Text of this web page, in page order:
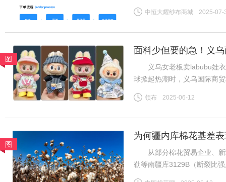
中恒大耀纱布商城 2025-07-
图
面料少但要的急！义
义乌女老板卖labubu娃衣
球掀起热潮时，义乌国际商
终空空如也——订单像潮水
领布 2025-06-12
图
为何疆内库棉花基差
从部分棉花贸易企业、新
勒等南疆库3129B（断裂比